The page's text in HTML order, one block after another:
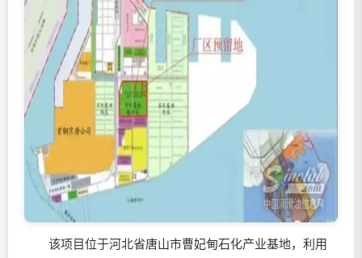
该项目位于河北省唐山市曹妃甸石化产业基地，利用